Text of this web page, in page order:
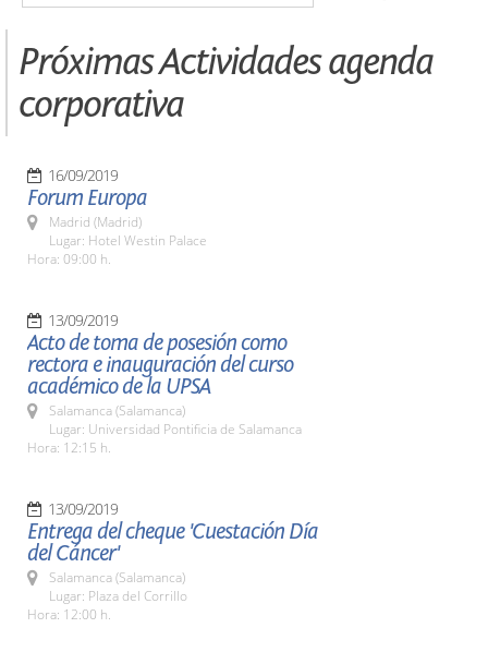
Próximas Actividades agenda
corporativa
16/09/2019
Forum Europa
Madrid (Madrid)
Lugar: Hotel Westin Palace
Hora: 09:00 h.
13/09/2019
Acto de toma de posesión como
rectora e inauguración del curso
académico de la UPSA
Salamanca (Salamanca)
Lugar: Universidad Pontificia de Salamanca
Hora: 12:15 h.
13/09/2019
Entrega del cheque 'Cuestación Día
del Cáncer'
Salamanca (Salamanca)
Lugar: Plaza del Corrillo
Hora: 12:00 h.